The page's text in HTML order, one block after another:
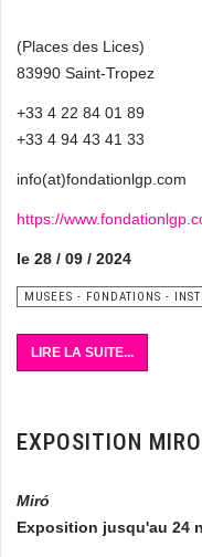
(Places des Lices)
83990 Saint-Tropez
+33 4 22 84 01 89
+33 4 94 43 41 33
info(at)fondationlgp.com
https://
le 28 / 09 / 2024
MUSEES - FONDATIONS -
LIRE LA SUITE...
EXPOSITION
Miró
Exposition jusqu'au 24